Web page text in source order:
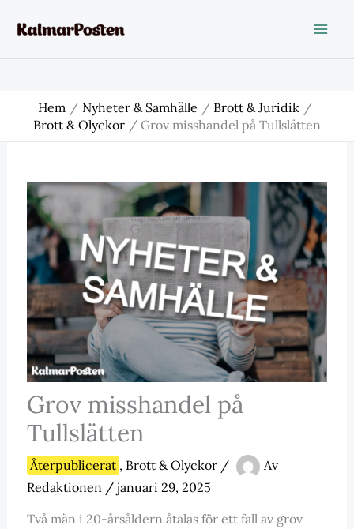
Hem Nyheter & Samhälle
Brott & Juridik
Brott & Olyckor
Grov misshandel på Tullslätten
Grov misshandel på
Tullslätten
Återpublicerat , Brott & Olyckor/
Av
Redaktionen / januari 29, 2025
Två män i 20-årsåldern åtalas för ett fall av grov